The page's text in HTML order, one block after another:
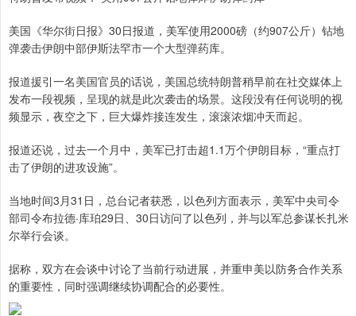
美国《华尔街日报》30日报道，美军使用2000磅（约907公斤）钻地
弹袭击伊朗中部伊斯法罕市一个大型弹药库。
报道援引一名美国官员的话说，美国总统特朗普稍早前在社交媒体上
发布一段视频，呈现的就是此次袭击的场景。这段没有任何说明的视
频显示，夜空之下，巨大爆炸接连发生，滚滚浓烟冲天而起。
报道还说，过去一个月中，美军已打击超1.1万个伊朗目标，“重点打
击了伊朗的进攻设施”。
当地时间3月31日，总台记者获悉，以色列方面表示，美军中央司令
部司令布拉德·库珀29日、30日访问了以色列，并与以军总参谋长扎米
尔举行会谈。
据称，双方在会谈中讨论了当前行动进展，并重申美以防务合作关系
的重要性，同时强调继续协调配合的必要性。